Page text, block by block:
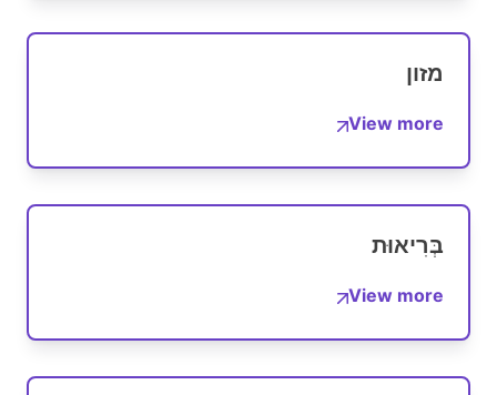
מזון
View more
בְּרִיאוּת
View more